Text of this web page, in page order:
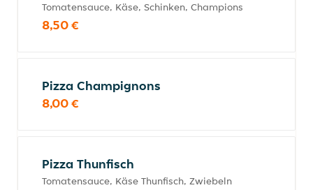
Tomatensauce, Käse, Schinken, Champions
8,50 €
Pizza Champignons
8,00 €
Pizza Thunfisch
Tomatensauce, Käse Thunfisch, Zwiebeln